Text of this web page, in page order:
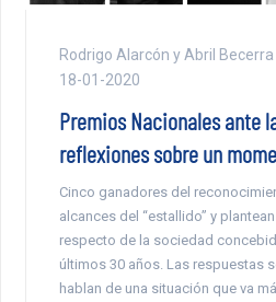
Rodrigo Alarcón y Abril Becerra
18-01-2020
Premios Nacionales ante
reflexiones sobre un
Cinco ganadores del
alcances del “estallido” y
respecto de la sociedad
últimos 30 años. Las respuestas
hablan de una situación que va